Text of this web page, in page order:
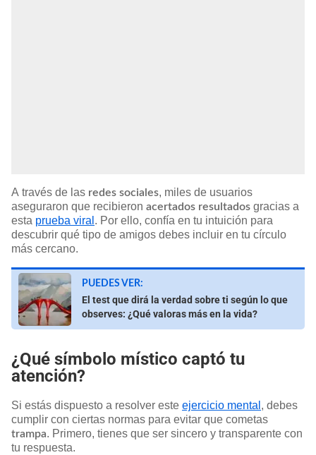
A través de las redes sociales, miles de usuarios
aseguraron que recibieron acertados resultados gracias a
esta prueba viral. Por ello, confía en tu intuición para
descubrir qué tipo de amigos debes incluir en tu círculo
más cercano.
PUEDES VER:
El test que dirá la verdad sobre ti según lo que
observes: ¿Qué valoras más en la vida?
¿Qué símbolo místico captó tu
atención?
Si estás dispuesto a resolver este ejercicio mental, debes
cumplir con ciertas normas para evitar que cometas
trampa. Primero, tienes que ser sincero y transparente con
tu respuesta.